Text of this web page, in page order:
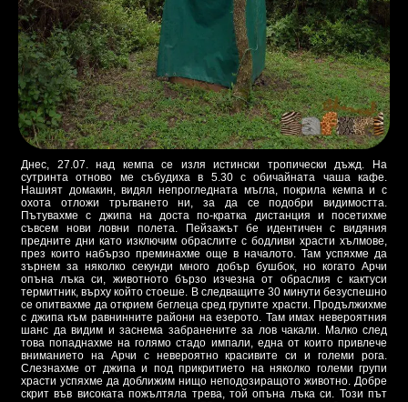
Днес, 27.07. над кемпа се изля истински тропически дъжд. На
сутринта отново ме събудиха в 5.30 с обичайната чаша кафе.
Нашият домакин, видял непрогледната мъгла, покрила кемпа и с
охота отложи тръгването ни, за да се подобри видимостта.
Пътувахме с джипа на доста по-кратка дистанция и посетихме
съвсем нови ловни полета. Пейзажът бе идентичен с видяния
предните дни като изключим обраслите с бодливи храсти хълмове,
през които набързо преминахме още в началото. Там успяхме да
зърнем за няколко секунди много добър бушбок, но когато Арчи
опъна лъка си, животното бързо изчезна от обраслия с кактуси
термитник, върху който стоеше. В следващите 30 минути безуспешно
се опитвахме да открием беглеца сред групите храсти. Продължихме
с джипа към равнинните райони на езерото. Там имах невероятния
шанс да видим и заснема забранените за лов чакали. Малко след
това попаднахме на голямо стадо импали, една от които привлече
вниманието на Арчи с невероятно красивите си и големи рога.
Слезнахме от джипа и под прикритието на няколко големи групи
храсти успяхме да доближим нищо неподозиращото животно. Добре
скрит във високата пожълтяла трева, той опъна лъка си. Този път